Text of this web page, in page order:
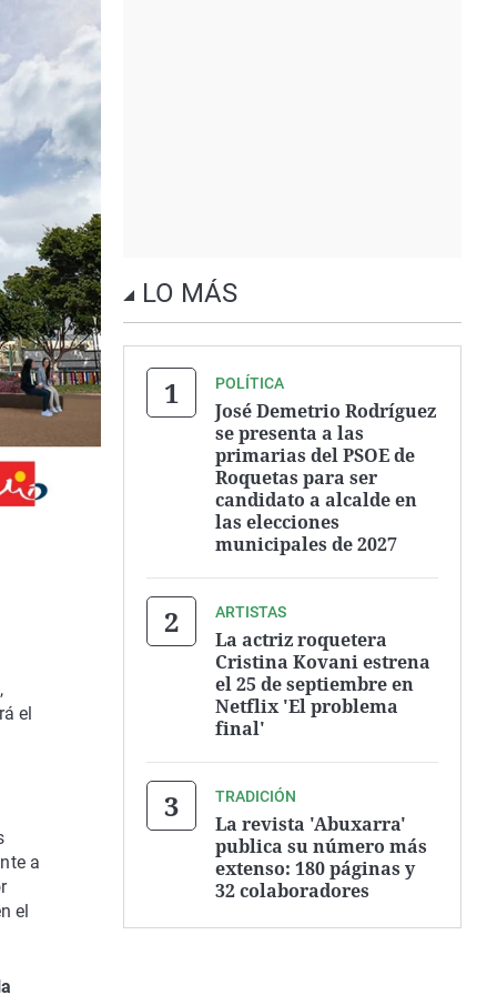
el
a
el
LO MÁS
POLÍTICA
José Demetrio Rodríguez
se presenta a las
primarias del PSOE de
Roquetas para ser
candidato a alcalde en
las elecciones
municipales de 2027
ARTISTAS
La actriz roquetera
Cristina Kovani estrena
el 25 de septiembre en
Netflix 'El problema
final'
TRADICIÓN
La revista 'Abuxarra'
publica su número más
extenso: 180 páginas y
32 colaboradores